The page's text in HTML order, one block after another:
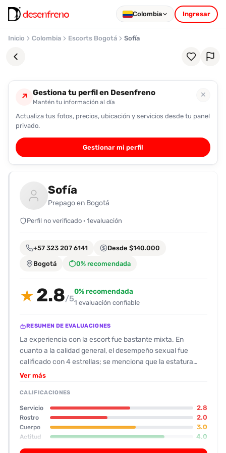
Colombia Ingresar
Inicio Colombia Escorts Bogotá Sofía
Favoritos
Pronto
podrás
registrarte
guardar
favoritas
para
fácilmente.
↗ Gestiona tu perfil en Desenfreno
Mantén tu información al día
✕
Actualiza tus fotos, precios, ubicación y servicios desde tu panel
privado.
Gestionar mi perfil
Sofía
Prepago en Bogotá
Perfil no verificado · 1evaluación
+57 323 207 6141 Desde $140.000
Bogotá 0% recomendada
★ 2.8/5
0% recomendada
1 evaluación confiable
RESUMEN DE EVALUACIONES
La experiencia con la escort fue bastante mixta. En
cuanto a la calidad general, el desempeño sexual fue
calificado con 4 estrellas; se menciona que la estatura
pequeña (menos de 1,60 m) le permite lograr poses que
oral obtuvo 2 estrellas y los besos también fueron
descritos como normales. En el aspecto físico, el cuerpo
recibió 3 estrellas; la escort es de estatura corta, con
busto y trasero pequeños y con algo de vello en las axilas.
El rostro, por su parte, sólo alcanzó 2 estrellas, pues la
clienta destacó el olor a boca y a axilas, así como la
Ver más
CALIFICACIONES
Servicio 2.8
Rostro 2.0
Cuerpo 3.0
Actitud 4.0